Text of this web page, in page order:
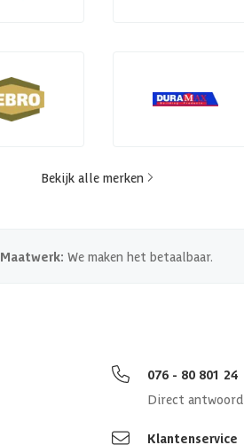
Bekijk alle merken
Maatwerk: We maken het betaalbaar.
076 - 80 801 24
Direct antwoord
Klantenservice